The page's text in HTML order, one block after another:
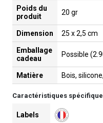
Poids du
produit
20 gr
Dimension 25 x 2,5 cm
Emballage
cadeau
Possible
Matière Bois,
Caractéristiques
Labels